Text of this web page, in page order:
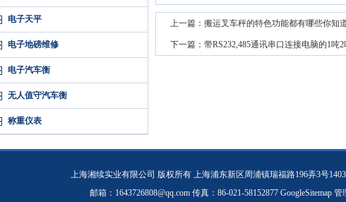
电子天平
电子地磅维修
电子汽车衡
无人值守汽车衡
称重仪表
上一篇： 搬运叉车秤的特色功能都有哪些你知
下一篇： 带RS232,485通讯串口连接电脑的1吨
上海湘续实业有限公司 版权所有 上海浦东新区周浦镇瑞福路196弄3号1403
邮箱：1643726808@qq.com 传真：86-021-58152877 GoogleSitemap 管